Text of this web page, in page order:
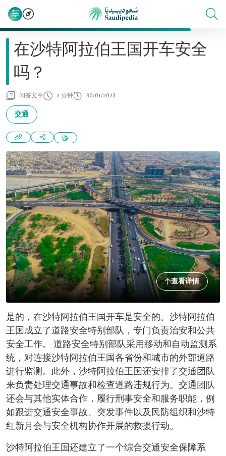
在沙特阿拉伯王国开车安全
吗？
问答文章 2 分钟 30/01/2023
交通
查看详情
是的，在沙特阿拉伯王国开车是安全的。沙特阿拉伯
王国成立了道路安全特别部队，专门负责治安和公共
安全工作。 道路安全特别部队采用移动和自动监测系
统，对连接沙特阿拉伯王国各省份和城市的外部道路
进行监测。此外，沙特阿拉伯王国还安排了交通团队
来负责处理交通事故和检查道路违规行为。交通团队
还会与其他实体合作，履行刑事安全和服务职能，例
如跟进交通安全事故、突发事件以及民防组织和沙特
红新月会与安全机构协作开展的救援行动。
沙特阿拉伯王国还建立了一个综合交通安全保障系